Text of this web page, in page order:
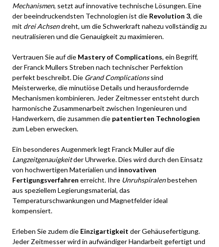
Mechanismen, setzt auf innovative technische Lösungen. Eine
der beeindruckendsten Technologien ist die Revolution 3, die
mit drei Achsendreht, um die Schwerkraft nahezu vollständig zu
neutralisieren und die Genauigkeit zu maximieren.
Vertrauen Sie auf die Mastery of Complications, ein Begriff,
der Franck Mullers Streben nach technischer Perfektion
perfekt beschreibt. Die Grand Complicationssind
Meisterwerke, die minutiöse Details und herausfordernde
Mechanismen kombinieren. Jeder Zeitmesser entsteht durch
harmonische Zusammenarbeit zwischen Ingenieuren und
Handwerkern, die zusammen die patentierten Technologien
zum Leben erwecken.
Ein besonderes Augenmerk legt Franck Muller auf die
Langzeitgenauigkeitder Uhrwerke. Dies wird durch den Einsatz
von hochwertigen Materialien und innovativen
Fertigungsverfahren erreicht. Ihre Unruhspiralenbestehen
aus speziellem Legierungsmaterial, das
Temperaturschwankungen und Magnetfelder ideal
kompensiert.
Erleben Sie zudem die Einzigartigkeit der Gehäusefertigung.
Jeder Zeitmesser wird in aufwändiger Handarbeit gefertigt und